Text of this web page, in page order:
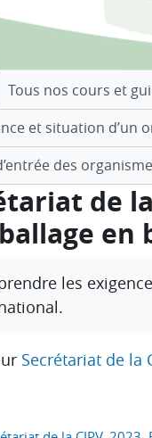
Tous nos cours et
et situation d’un
des
de
en
les
.
Secrétariat de la